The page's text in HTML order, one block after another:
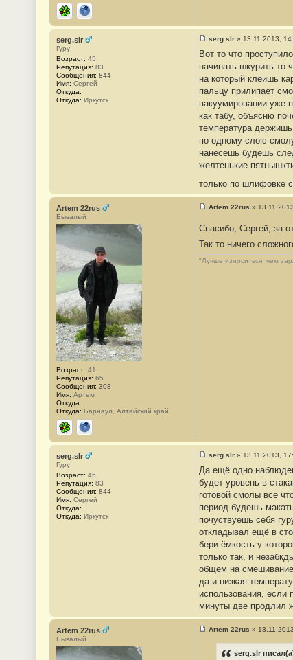
ICQ Сайт
serg.slr
Гуру
Возраст: 45
Репутация: 83
Сообщения: 844
Имя: Сергей
Откуда:
Откуда: Иркутск
о
б
щ
н
и
#
2
serg.slr » 13.11.2013,
Вот то что
начинать шкурить то
на который клеишь
пальцу прилипает
вакуумировании уже
как табу, объясню
температура
по одному слою
нанесешь будешь
желтенькие
только по шлифовке
Artem 22rus
Бывалый
Возраст: 41
Репутация: 65
Сообщения: 308
Имя: Артем
Откуда:
Откуда: Барнаул, Алтайский край
ICQ Сайт
о
щ
е
н
Artem 22rus »
Спасибо, Сергей, за
Так то ничего
"Лучше износиться, чем
serg.slr
Гуру
Возраст: 45
Репутация: 83
Сообщения: 844
Имя: Сергей
Откуда:
Откуда: Иркутск
о
б
щ
н
и
#
2
8
serg.slr » 13.11.2013,
Да ещё одно
будет уровень в
готовой смолы все
период будешь
почуствуешь себя
откладывал ещё в
бери ёмкость у
только так, и
общем на смешивание
да и низкая
использования, если
минуты две продлил
Artem 22rus
Бывалый
Artem 22rus »
serg.slr